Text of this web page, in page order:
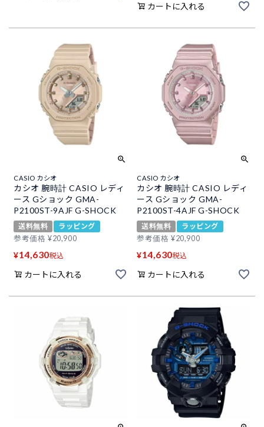
カートに入れる
CASIO カシオ
カシオ 腕時計 CASIO レディ
ース Gショック GMA-
P2100ST-9AJF G-SHOCK
送料無料
ラッピング
参考価格 ¥20,900
¥14,630税込
カートに入れる
CASIO カシオ
カシオ 腕時計 CASIO レディ
ース Gショック GMA-
P2100ST-4AJF G-SHOCK
送料無料
ラッピング
参考価格 ¥20,900
¥14,630税込
カートに入れる